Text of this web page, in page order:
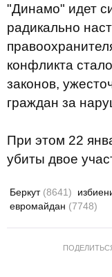
"Динамо" идет
радикально
конфликта
законов,
граждан за
При этом 22
убиты двое
Беркут (8641)
евромайдан (7748)